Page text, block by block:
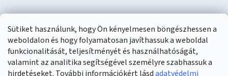
Sütiket használunk, hogy Ön kényelmesen böngészhessen a
weboldalon és hogy folyamatosan javíthassuk a weboldal
funkcionalitását, teljesítményét és használhatóságát,
valamint az analitika segítségével személyre szabhassuk a
hirdetéseket. További információkért lásdadatvédelmi